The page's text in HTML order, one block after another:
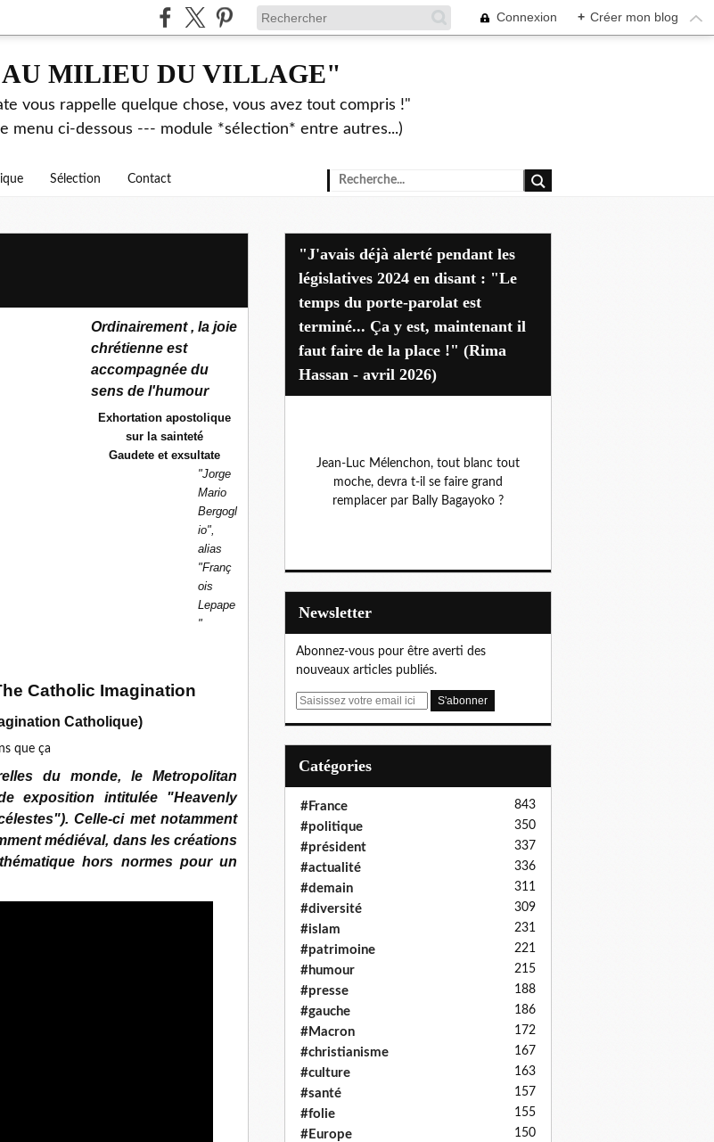
Connexion + Créer mon blog
MILIEU DU VILLAGE"
vous rappelle quelque chose, vous avez tout compris !"
menu ci-dessous --- module *sélection* entre autres...)
Sélection Contact
Ordinairement , la joie
chrétienne est
accompagnée du
sens de l'humour
Exhortation apostolique
sur la sainteté
Gaudete et exsultate
"Jorge
Mario
Bergogl
io",
alias
"Franç
ois
Lepape
"
Catholic Imagination
Catholique)
du monde, le Metropolitan
exposition intitulée "Heavenly
Celle-ci met notamment
médiéval, dans les créations
hors normes pour un
"J'avais déjà alerté pendant les
législatives 2024 en disant : "Le
temps du porte-parolat est
terminé... Ça y est, maintenant il
faut faire de la place !" (Rima
Hassan - avril 2026)
Jean-Luc Mélenchon, tout blanc tout
moche, devra t-il se faire grand
remplacer par Bally Bagayoko ?
Newsletter
Abonnez-vous pour être averti des
nouveaux articles publiés.
E
Catégories
#France 843
#politique 350
#président 337
#actualité 336
#demain 311
#diversité 309
#islam 231
#patrimoine 221
#humour 215
#presse 188
#gauche 186
#Macron 172
#christianisme 167
#culture 163
#santé 157
#folie 155
#Europe 150